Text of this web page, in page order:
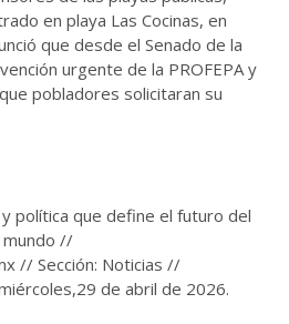
en playa Las Cocinas, en
que desde el Senado de la
urgente de la PROFEPA y
pobladores solicitaran su
política que define el futuro del
mundo //
// Sección: Noticias //
de abril de 2026.